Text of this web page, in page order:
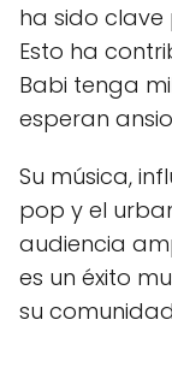
ha sido clave
Esto ha
Babi tenga
esperan
Su música,
pop y el
audiencia
es un éxito
su